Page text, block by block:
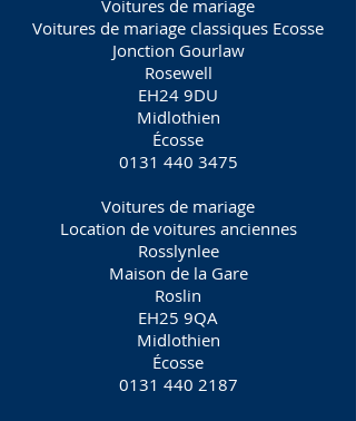
Voitures de mariage
Voitures de mariage classiques Ecosse
Jonction Gourlaw
Rosewell
EH24 9DU
Midlothien
Écosse
0131 440 3475
Voitures de mariage
Location de voitures anciennes
Rosslynlee
Maison de la Gare
Roslin
EH25 9QA
Midlothien
Écosse
0131 440 2187